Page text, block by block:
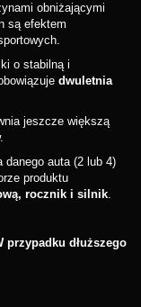
obniżającymi
są efektem
o stabilną i
dwuletnia
jeszcze większą
danego auta (2 lub 4)
produktu
rocznik i silnik.
przypadku dłuższego